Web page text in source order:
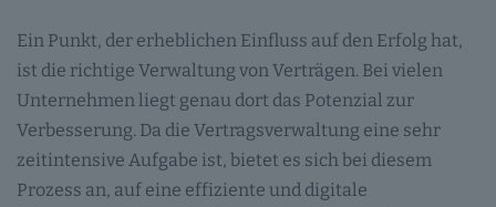
Ein Punkt, der erheblichen Einfluss auf den Erfolg hat,
ist die richtige Verwaltung von Verträgen. Bei vielen
Unternehmen liegt genau dort das Potenzial zur
Verbesserung. Da die Vertragsverwaltung eine sehr
zeitintensive Aufgabe ist, bietet es sich bei diesem
Prozess an, auf eine effiziente und digitale